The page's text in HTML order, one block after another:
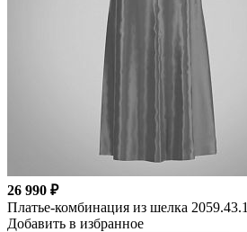
26 990 ₽
Платье-комбинация из шелка 2059.43.1
Добавить в избранное